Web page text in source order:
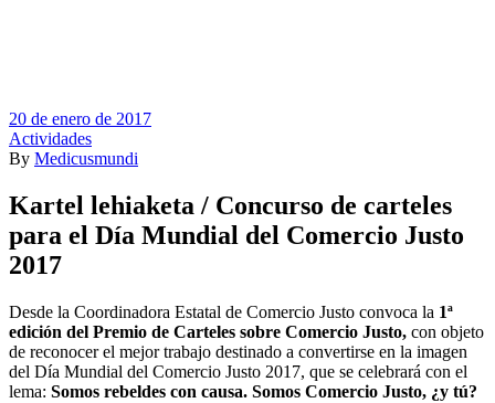
20 de enero de 2017
Actividades
By Medicusmundi
Kartel lehiaketa / Concurso de carteles
para el Día Mundial del Comercio Justo
2017
Desde la Coordinadora Estatal de Comercio Justo convoca la 1ª
edición del Premio de Carteles sobre Comercio Justo, con objeto
de reconocer el mejor trabajo destinado a convertirse en la imagen
del Día Mundial del Comercio Justo 2017, que se celebrará con el
lema: Somos rebeldes con causa. Somos Comercio Justo, ¿y tú?